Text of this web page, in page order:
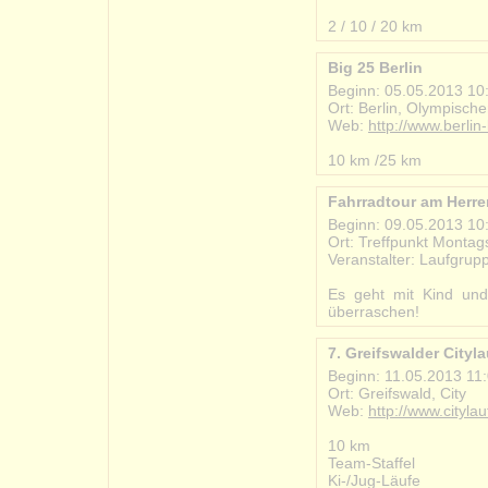
2 / 10 / 20 km
Big 25 Berlin
Beginn: 05.05.2013
Ort: Berlin,
Web: http://
10 km /25 km
Fahrradtour am
Beginn: 09.05.2013
Ort: Treffpunkt
Veranstalter:
Es geht mit Kind
überraschen!
7. Greifswalder
Beginn: 11.05.2013
Ort: Greifswald, City
Web: http://
10 km
Team-Staffel
Ki-/Jug-Läufe